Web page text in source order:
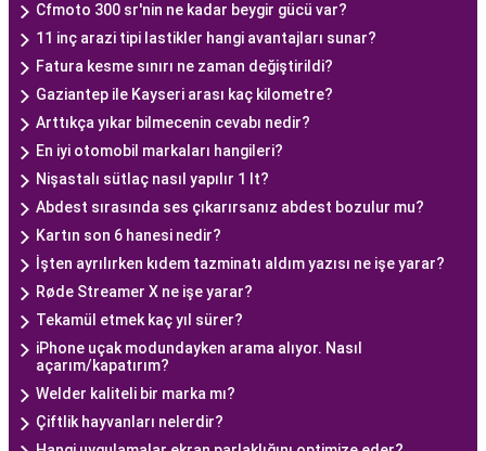
Cfmoto 300 sr'nin ne kadar beygir gücü var?
11 inç arazi tipi lastikler hangi avantajları sunar?
Fatura kesme sınırı ne zaman değiştirildi?
Gaziantep ile Kayseri arası kaç kilometre?
Arttıkça yıkar bilmecenin cevabı nedir?
En iyi otomobil markaları hangileri?
Nişastalı sütlaç nasıl yapılır 1 lt?
Abdest sırasında ses çıkarırsanız abdest bozulur mu?
Kartın son 6 hanesi nedir?
İşten ayrılırken kıdem tazminatı aldım yazısı ne işe yarar?
Røde Streamer X ne işe yarar?
Tekamül etmek kaç yıl sürer?
iPhone uçak modundayken arama alıyor. Nasıl
açarım/kapatırım?
Welder kaliteli bir marka mı?
Çiftlik hayvanları nelerdir?